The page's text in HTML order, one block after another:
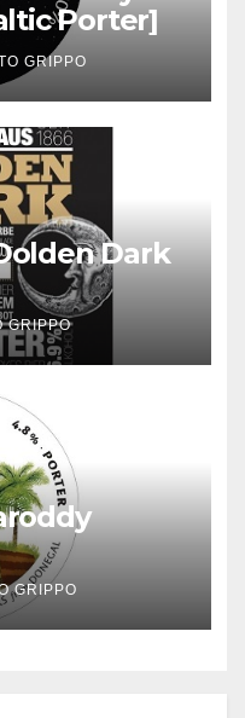
Porter]
GRIPPO
Dark
GRIPPO
GRIPPO